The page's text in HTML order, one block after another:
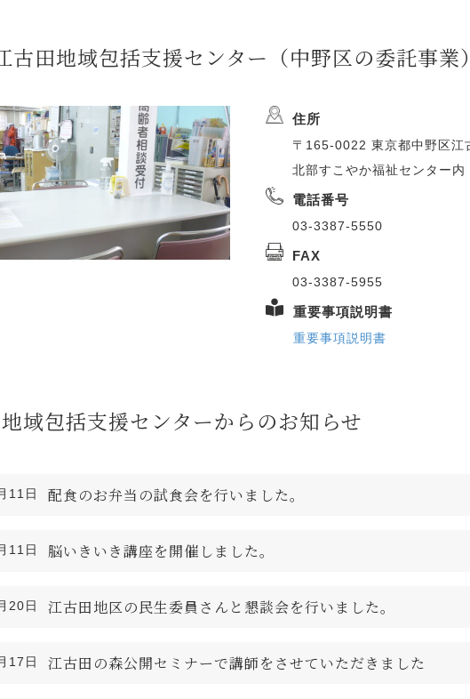
古田地域包括支援センター（中野区の委託事業）
住所
〒165-0022 東京都中野区江
北部すこやか福祉センター内
電話番号
03-3387-5550
FAX
03-3387-5955
重要事項説明書
重要事項説明書
域包括支援センターからのお知らせ
11日 配食のお弁当の試食会を行いました。
11日 脳いきいき講座を開催しました。
20日 江古田地区の民生委員さんと懇談会を行いました。
17日 江古田の森公開セミナーで講師をさせていただきました